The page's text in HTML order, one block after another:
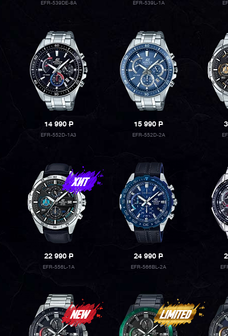
EFR-539DE-8A EFR-539L-1A
14 990P
EFR-552D-1A3
15 990P
EFR-552D-2A
22 990P
EFR-556L-1A
24 990P
EFR-566BL-2A